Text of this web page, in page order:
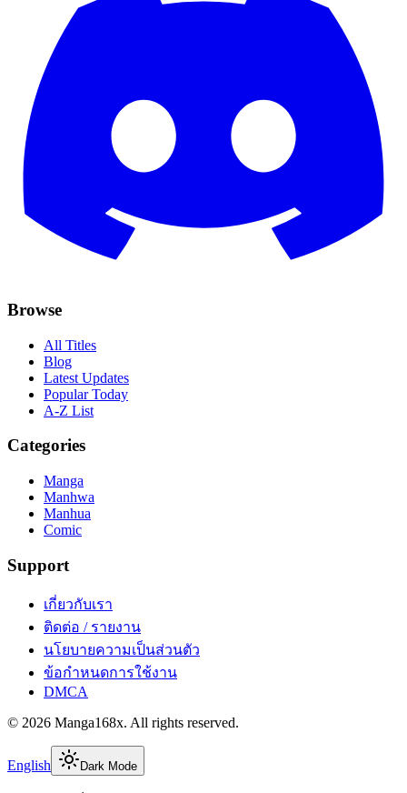
Browse
All Titles
Blog
Latest Updates
Popular Today
A-Z List
Categories
Manga
Manhwa
Manhua
Comic
Support
เกี่ยวกับเรา
ติดต่อ / รายงาน
นโยบายความเป็นส่วนตัว
ข้อกำหนดการใช้งาน
DMCA
© 2026 Manga168x. All rights reserved.
English Dark Mode